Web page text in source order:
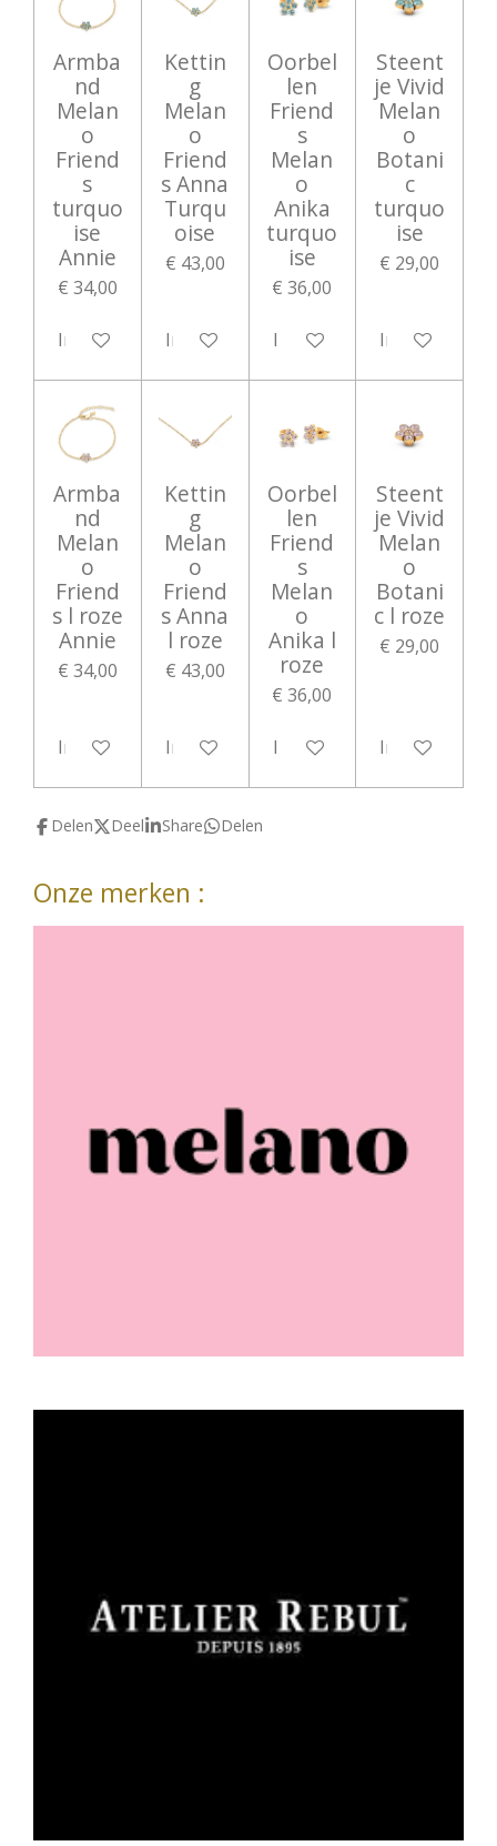
Armba
nd
Melan
o
Friend
s
turquo
ise
Annie
€ 34,00
In winkelwagen
Kettin
g
Melan
o
Friend
s Anna
Turqu
oise
€ 43,00
In winkelwagen
Oorbel
len
Friend
s
Melan
o
Anika
turquo
ise
€ 36,00
In winkelwagen
Steent
je Vivid
Melan
o
Botani
c
turquo
ise
€ 29,00
In
Armba
nd
Melan
o
Friend
s l roze
Annie
€ 34,00
In winkelwagen
Kettin
g
Melan
o
Friend
s Anna
l roze
€ 43,00
In winkelwagen
Oorbel
len
Friend
s
Melan
o
Anika l
roze
€ 36,00
In winkelwagen
Steent
je Vivid
Melan
o
Botani
c l roze
€ 29,00
In
Delen Deel Share Delen
Onze merken :